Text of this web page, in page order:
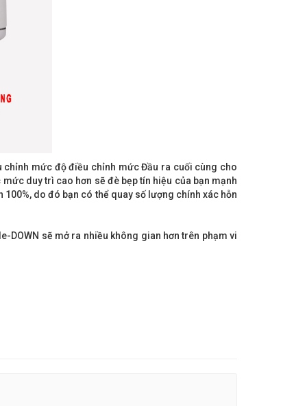
mức độ điều chỉnh mức Đầu ra cuối cùng cho
duy trì cao hơn sẽ đè bẹp tín hiệu của bạn mạnh
do đó bạn có thể quay số lượng chính xác hỗn
DOWN sẽ mở ra nhiều không gian hơn trên phạm vi